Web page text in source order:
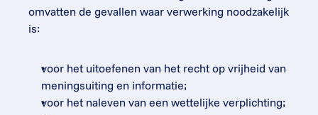
omvatten de gevallen waar verwerking noodzakelijk
is:
voor het uitoefenen van het recht op vrijheid van
meningsuiting en informatie;
voor het naleven van een wettelijke verplichting;